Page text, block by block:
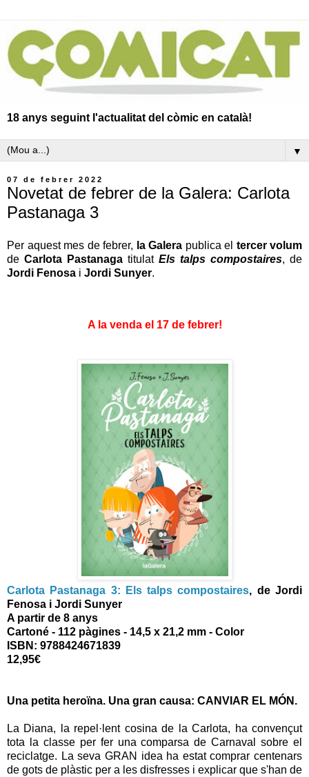
18 anys seguint l'actualitat del còmic en català!
▼
07 de febrer 2022
Novetat de febrer de la Galera: Carlota
Pastanaga 3
Per aquest mes de febrer, la Galera publica el tercer volum
de Carlota Pastanaga titulat Els talps compostaires, de
Jordi Fenosa i Jordi Sunyer.
A la venda el 17 de febrer!
Carlota Pastanaga 3: Els talps compostaires, de Jordi
Fenosa i Jordi Sunyer
A partir de 8 anys
Cartoné - 112 pàgines - 14,5 x 21,2 mm - Color
ISBN: 9788424671839
12,95€
Una petita heroïna. Una gran causa: CANVIAR EL MÓN.
La Diana, la repel·lent cosina de la Carlota, ha convençut
tota la classe per fer una comparsa de Carnaval sobre el
reciclatge. La seva GRAN idea ha estat comprar centenars
de gots de plàstic per a les disfresses i explicar que s'han de